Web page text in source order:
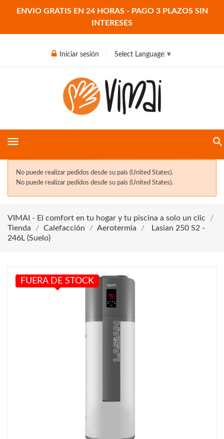
ENVIO GRATIS EN 24 HORAS - PAGO 3 PLAZOS SIN
INTERESES
Iniciar sesión Select Language ▼
menu
No puede realizar pedidos desde su país (United States).
No puede realizar pedidos desde su país (United States).
VIMAI - El comfort en tu hogar y tu piscina a solo un clic
Tienda
Calefacción Aerotermia
Lasian 250 S2 -
246L (Suelo)
FUERA DE STOCK